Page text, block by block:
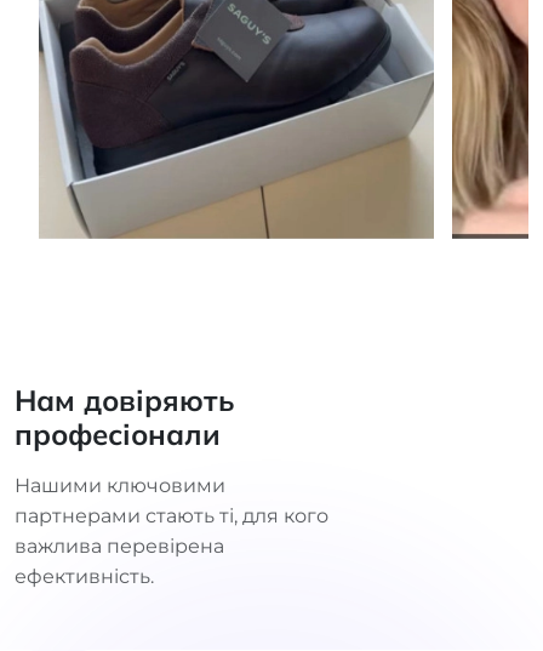
Нам довіряють
професіонали
Нашими ключовими
партнерами стають ті, для кого
важлива перевірена
ефективність.